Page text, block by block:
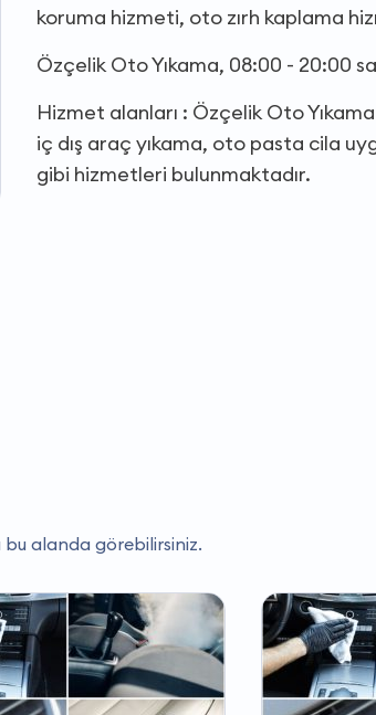
koruma hizmeti, oto zırh kaplama
Özçelik Oto Yıkama, 08:00 - 20:00
Hizmet alanları : Özçelik Oto
iç dış araç yıkama, oto pasta cila
gibi hizmetleri bulunmaktadır.
bu alanda görebilirsiniz.